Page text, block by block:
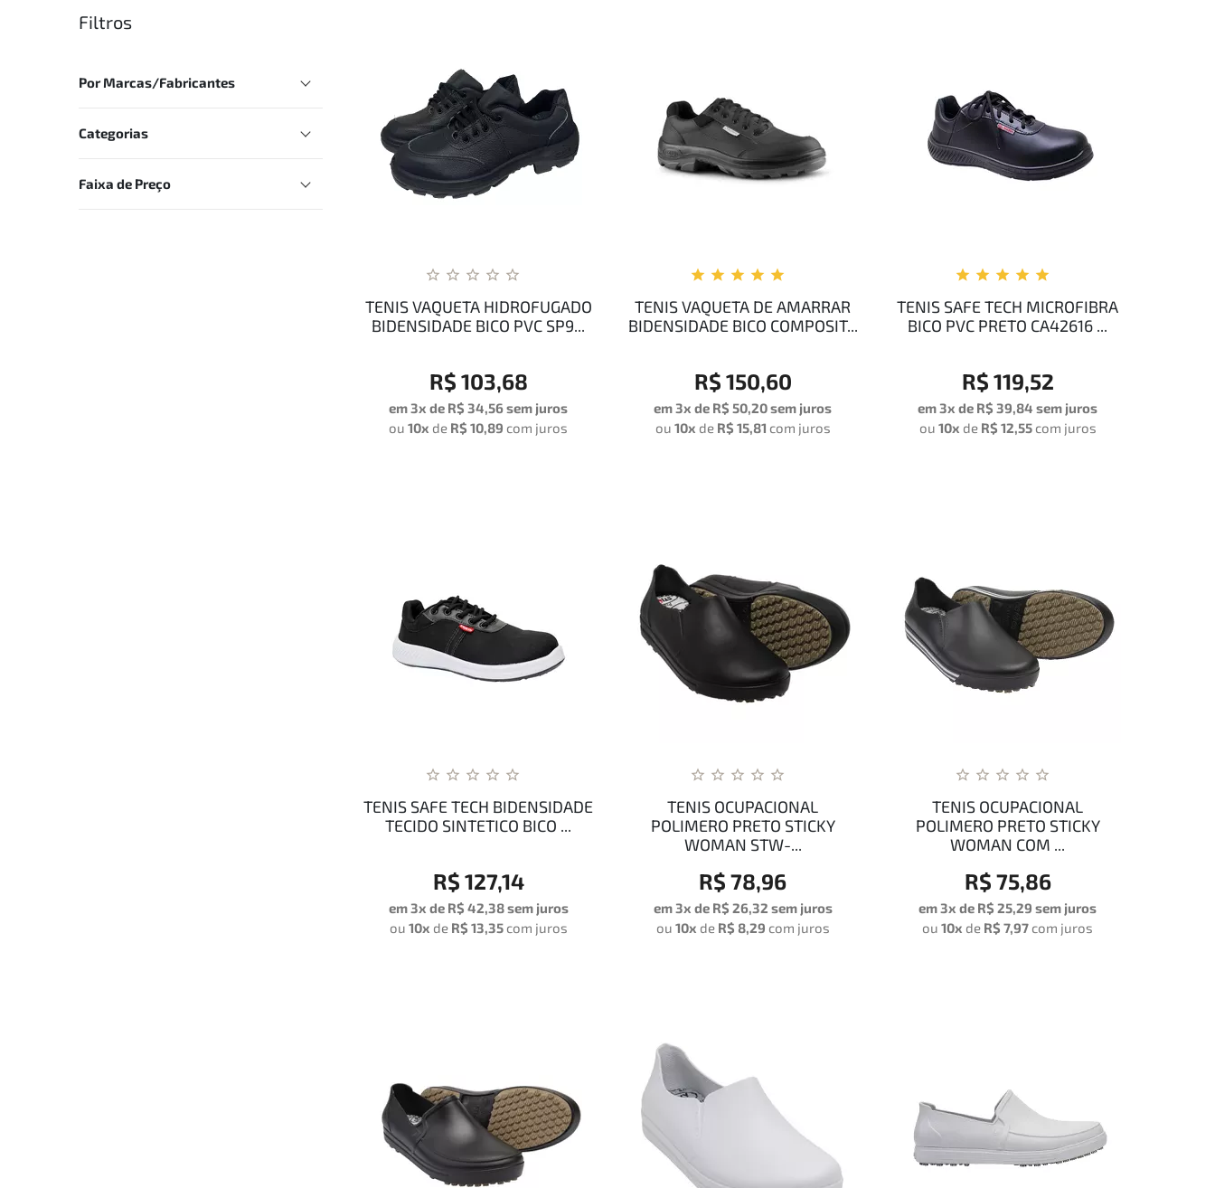
Filtros
Por Marcas/Fabricantes
Categorias
Faixa de Preço
TENIS VAQUETA HIDROFUGADO
BIDENSIDADE BICO PVC SP9...
R$ 103,68
em 3x de R$ 34,56sem juros
ou10x de R$ 10,89 com juros
TENIS VAQUETA DE AMARRAR
BIDENSIDADE BICO COMPOSIT...
R$ 150,60
em 3x de R$ 50,20sem juros
ou 10x de R$ 15,81 com juros
TENIS SAFE TECH MICROFIBRA
BICO PVC PRETO CA42616 ...
R$ 119,52
em 3x de R$ 39,84 sem juros
ou 10x de R$ 12,55 com juros
TENIS SAFE TECH BIDENSIDADE
TECIDO SINTETICO BICO ...
R$ 127,14
em 3x de R$ 42,38sem juros
ou 10x de R$ 13,35 com juros
TENIS OCUPACIONAL
POLIMERO PRETO STICKY
WOMAN STW-...
R$ 78,96
em 3x de R$ 26,32 sem juros
ou 10x de R$ 8,29 com juros
TENIS OCUPACIONAL
POLIMERO PRETO STICKY
WOMAN COM ...
R$ 75,86
em 3x de R$ 25,29 sem juros
ou10x de R$ 7,97 com juros